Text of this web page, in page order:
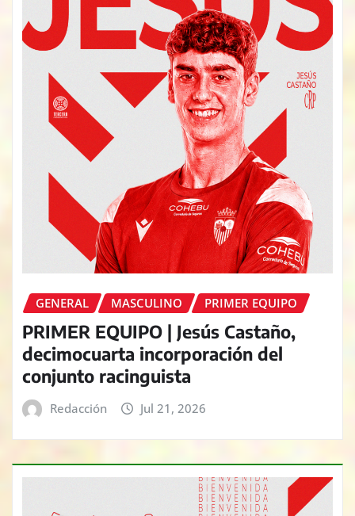
GENERAL MASCULINO PRIMER EQUIPO
PRIMER EQUIPO | Jesús Castaño,
decimocuarta incorporación del
conjunto racinguista
Redacción Jul 21, 2026